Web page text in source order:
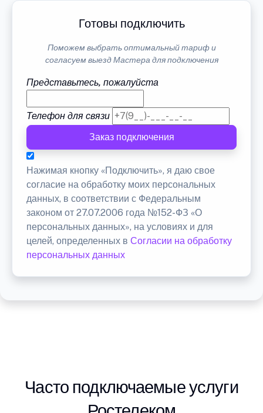
Готовы подключить
Поможем выбрать оптимальный тариф и
согласуем выезд Мастера для подключения
Представьтесь, пожалуйста
Телефон для связи
Заказ подключения
Нажимая кнопку «Подключить», я даю свое
согласие на обработку моих персональных
данных, в соответствии с Федеральным
законом от 27.07.2006 года №152-ФЗ «О
персональных данных», на условиях и для
целей, определенных в Согласии на обработку
персональных данных
Часто подключаемые услуги